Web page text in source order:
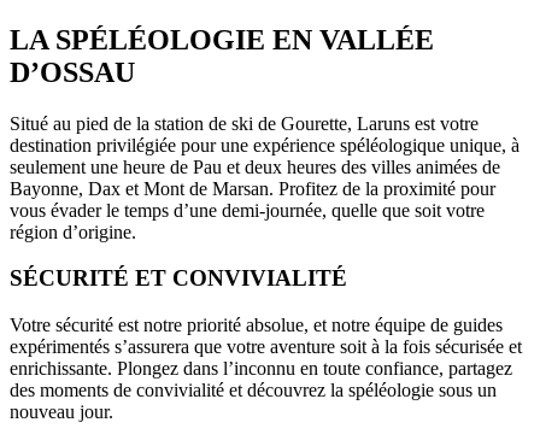
LA SPÉLÉOLOGIE EN VALLÉE
D’OSSAU
Situé au pied de la station de ski de Gourette, Laruns est votre
destination privilégiée pour une expérience spéléologique unique, à
seulement une heure de Pau et deux heures des villes animées de
Bayonne, Dax et Mont de Marsan. Profitez de la proximité pour
vous évader le temps d’une demi-journée, quelle que soit votre
région d’origine.
SÉCURITÉ ET CONVIVIALITÉ
Votre sécurité est notre priorité absolue, et notre équipe de guides
expérimentés s’assurera que votre aventure soit à la fois sécurisée et
enrichissante. Plongez dans l’inconnu en toute confiance, partagez
des moments de convivialité et découvrez la spéléologie sous un
nouveau jour.